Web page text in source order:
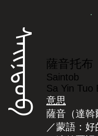
ᠰᠠᡳᠨᡨᠣᠪ 薩音托布
Saintob
Sa Yin Tuo
意思
薩音（達斡
／蒙語：